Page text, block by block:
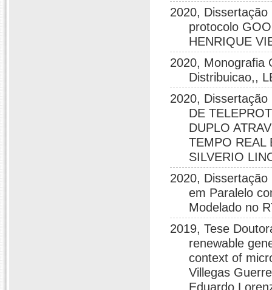
2020,
protocolo
HENRIQUE
2020, Monografia
Distribuicao,,
2020, Dissertação
DE
DUPLO
TEMPO REAL
SILVERIO
2020,
em Paralelo
Modelado no
2019, Tese
renewable
context of
Villegas
Eduardo